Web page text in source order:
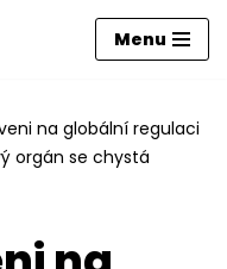
Menu
na globální regulaci
orgán se chystá